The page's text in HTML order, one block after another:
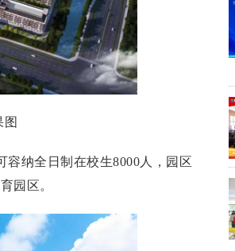
图
容纳全日制在校生8000人，园区
园区。